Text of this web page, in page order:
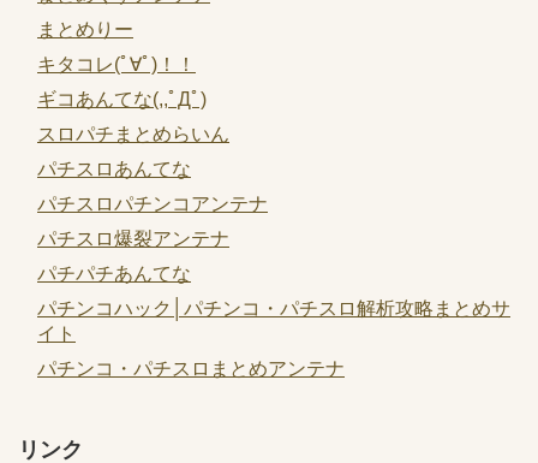
まとめりー
キタコレ(ﾟ∀ﾟ)！！
ギコあんてな(,,ﾟДﾟ)
スロパチまとめらいん
パチスロあんてな
パチスロパチンコアンテナ
パチスロ爆裂アンテナ
パチパチあんてな
パチンコハック│パチンコ・パチスロ解析攻略まとめサ
イト
パチンコ・パチスロまとめアンテナ
リンク